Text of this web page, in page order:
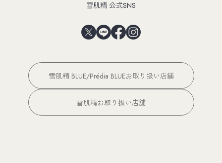
雪肌精 公式SNS
雪肌精 BLUE/Prédia BLUEお取り扱い店舗
雪肌精お取り扱い店舗